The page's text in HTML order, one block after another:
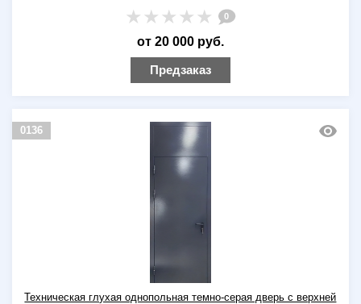
0
от 20 000 руб.
Предзаказ
0136
Техническая глухая однопольная темно-серая дверь с верхней